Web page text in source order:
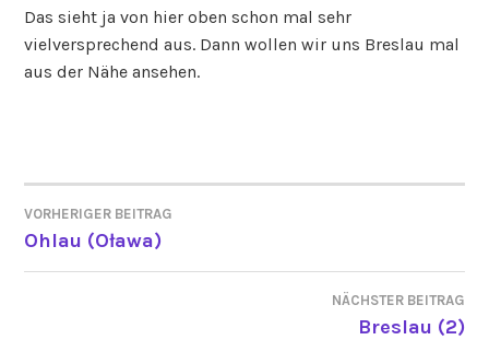
Das sieht ja von hier oben schon mal sehr
vielversprechend aus. Dann wollen wir uns Breslau mal
aus der Nähe ansehen.
BEITRAGSNAVIGATION
VORHERIGER BEITRAG
Ohlau (Oława)
NÄCHSTER BEITRAG
Breslau (2)